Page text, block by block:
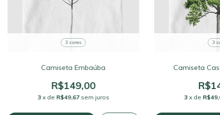
3 cores
Camiseta Embaúba
R$149,00
3 x de R$49,67 sem juros
3
Camiseta
3 x de